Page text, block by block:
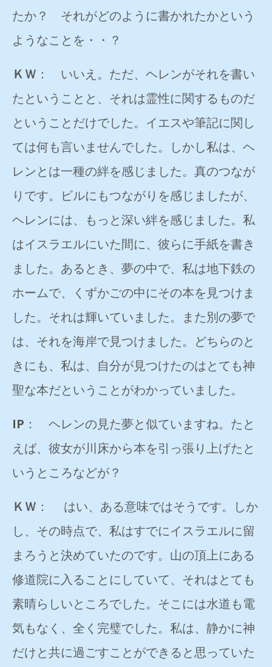
たか？ それがどのように書かれたかという
ようなことを・・？
ＫＷ ： いいえ。ただ、ヘレンがそれを書い
たということと、それは霊性に関するものだ
ということだけでした。イエスや筆記に関し
ては何も言いませんでした。しかし私は、ヘ
レンとは一種の絆を感じました。真のつなが
りです。ビルにもつながりを感じましたが、
ヘレンには、もっと深い絆を感じました。私
はイスラエルにいた間に、彼らに手紙を書き
ました。あるとき、夢の中で、私は地下鉄の
ホームで、くずかごの中にその本を見つけま
した。それは輝いていました。また別の夢で
は、それを海岸で見つけました。どちらのと
きにも、私は、自分が見つけたのはとても神
聖な本だということがわかっていました。
IP ： ヘレンの見た夢と似ていますね。たと
えば、彼女が川床から本を引っ張り上げたと
いうところなどが？
ＫＷ ： はい、ある意味ではそうです。しか
し、その時点で、私はすでにイスラエルに留
まろうと決めていたのです。山の頂上にある
修道院に入ることにしていて、それはとても
素晴らしいところでした。そこには水道も電
気もなく、全く完璧でした。私は、静かに神
だけと共に過ごすことができると思っていた